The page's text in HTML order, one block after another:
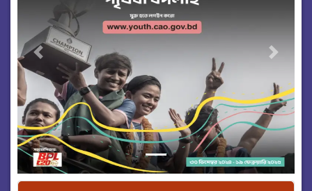
Previous Next